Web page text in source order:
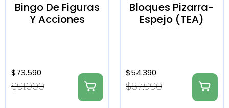
Bingo De Figuras
Y Acciones
$91.990
$73.590
Bloques Pizarra-
Espejo (TEA)
$67.990
$54.390